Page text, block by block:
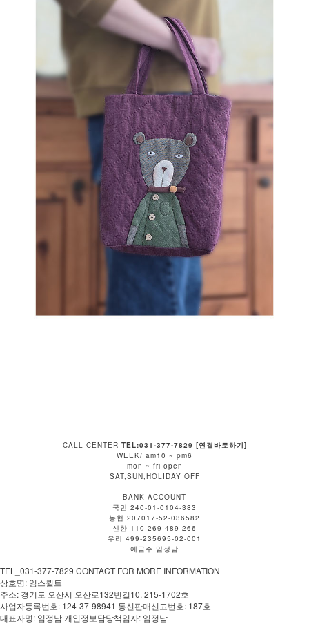
CALL CENTER TEL:031-377-7829 [연결바로하기]
WEEK/ am10 ~ pm6
mon ~ fri open
SAT,SUN,HOLIDAY OFF
BANK ACCOUNT
국민 240-01-0104-383
농협 207017-52-036582
신한 110-269-489-266
우리 499-235695-02-001
예금주 임정남
TEL_031-377-7829 CONTACT FOR MORE INFORMATION
상호명: 임스퀼트
주소: 경기도 오산시 오산로132번길10. 215-1702호
사업자등록번호: 124-37-98941 통신판매신고번호: 187호
대표자명: 임정남 개인정보담당책임자: 임정남